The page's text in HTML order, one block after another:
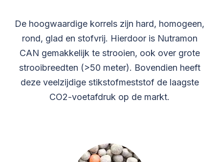
De hoogwaardige korrels zijn hard, homogeen,
rond, glad en stofvrij. Hierdoor is Nutramon
CAN gemakkelijk te strooien, ook over grote
strooibreedten (>50 meter). Bovendien heeft
deze veelzijdige stikstofmeststof de laagste
CO2-voetafdruk op de markt.